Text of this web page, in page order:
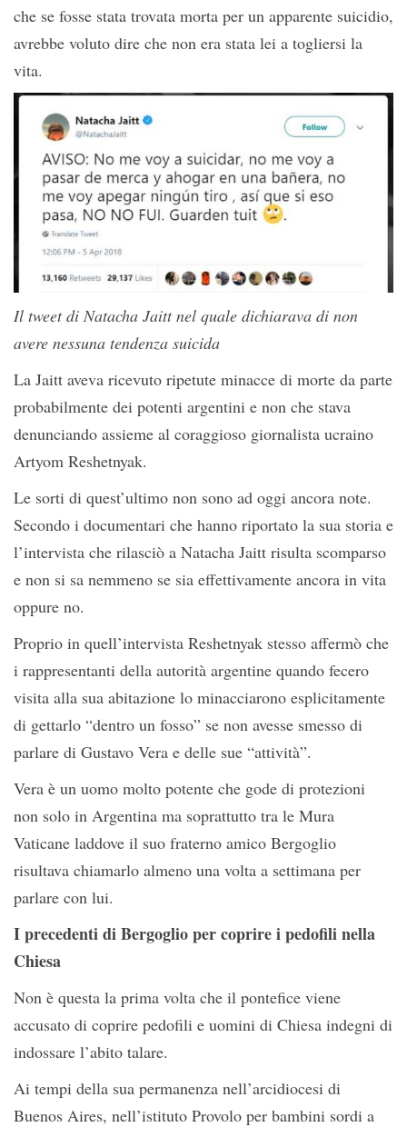
che se fosse stata trovata morta per un apparente suicidio,
avrebbe voluto dire che non era stata lei a togliersi la
vita.
Il tweet di Natacha Jaitt nel quale dichiarava di non
avere nessuna tendenza suicida
La Jaitt aveva ricevuto ripetute minacce di morte da parte
probabilmente dei potenti argentini e non che stava
denunciando assieme al coraggioso giornalista ucraino
Artyom Reshetnyak.
Le sorti di quest’ultimo non sono ad oggi ancora note.
Secondo i documentari che hanno riportato la sua storia e
l’intervista che rilasciò a Natacha Jaitt risulta scomparso
e non si sa nemmeno se sia effettivamente ancora in vita
oppure no.
Proprio in quell’intervista Reshetnyak stesso affermò che
i rappresentanti della autorità argentine quando fecero
visita alla sua abitazione lo minacciarono esplicitamente
di gettarlo “dentro un fosso” se non avesse smesso di
parlare di Gustavo Vera e delle sue “attività”.
Vera è un uomo molto potente che gode di protezioni
non solo in Argentina ma soprattutto tra le Mura
Vaticane laddove il suo fraterno amico Bergoglio
risultava chiamarlo almeno una volta a settimana per
parlare con lui.
I precedenti di Bergoglio per coprire i pedofili nella
Chiesa
Non è questa la prima volta che il pontefice viene
accusato di coprire pedofili e uomini di Chiesa indegni di
indossare l’abito talare.
Ai tempi della sua permanenza nell’arcidiocesi di
Buenos Aires, nell’istituto Provolo per bambini sordi a